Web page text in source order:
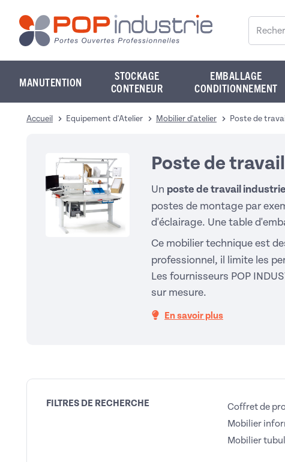
MANUTENTION
STOCKAGE
CONTENEUR
EMBALLAGE
CONDITIONNEMENT
Accueil Equipement d'Atelier Mobilier d'atelier Poste de
Poste de
Un poste de travail
postes de montage par
d'éclairage. Une table
Ce mobilier technique est
professionnel, il limite les
Les fournisseurs POP
sur mesure.
En savoir plus
FILTRES DE RECHERCHE
Coffret de
Mobilier
Mobilier